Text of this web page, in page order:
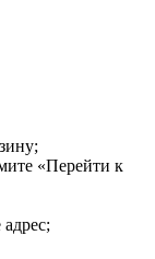
«Перейти к